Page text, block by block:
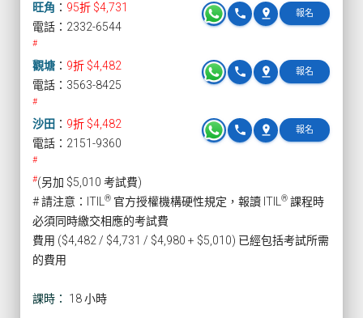
旺角 ： 95折 $4,731 報名
pin_drop
phone
電話：2332-6544
#
觀塘 ： 9折 $4,482 報名
pin_drop
phone
電話：3563-8425
#
沙田 ： 9折 $4,482 報名
pin_drop
phone
電話：2151-9360
#
#(另加 $5,010 考試費)
# 請注意：ITIL
® 官方授權機構硬性規定，報讀 ITIL ® 課程時
必須同時繳交相應的考試費
費用 ($4,482 / $4,731 / $4,980 + $5,010) 已經包括考試所需
的費用
課時： 18 小時